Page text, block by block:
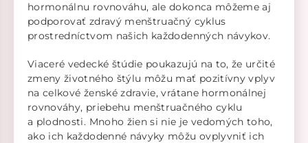
hormonálnu rovnováhu, ale dokonca môžeme aj
podporovať zdravý menštruačný cyklus
prostredníctvom našich každodenných návykov.
Viaceré vedecké štúdie poukazujú na to, že určité
zmeny životného štýlu môžu mať pozitívny vplyv
na celkové ženské zdravie, vrátane hormonálnej
rovnováhy, priebehu menštruačného cyklu
a plodnosti. Mnoho žien si nie je vedomých toho,
ako ich každodenné návyky môžu ovplyvniť ich